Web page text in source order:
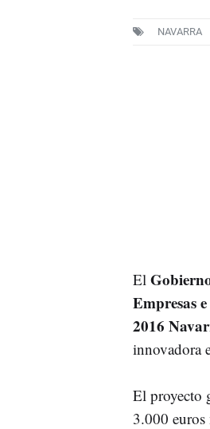
NAVARRA
El
Empresas
2016
innovadora
El proyecto
3.000 euros